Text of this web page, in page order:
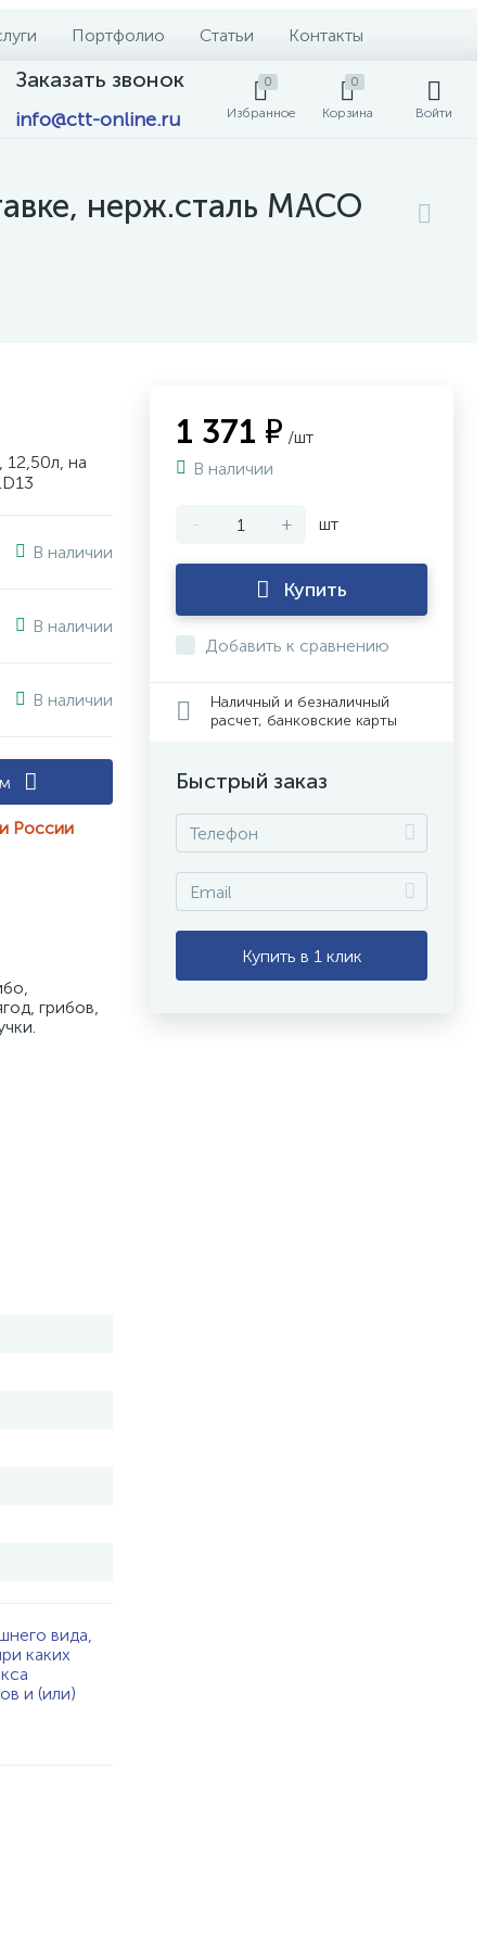
Портфолио Статьи Контакты
Заказать звонок
info@ctt-online.ru
0
Избранное
0
Корзина Войти
нерж.сталь MACO
на
В наличии
В наличии
В наличии
России
грибов,
вида,
каких
и (или)
1 371 ₽ /шт
В наличии
- + шт
Купить
Добавить к сравнению
Наличный и безналичный
расчет, банковские карты
Быстрый заказ
Купить в 1 клик